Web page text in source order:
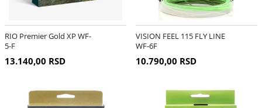
RIO Premier Gold XP WF-
5-F
13.140,00 RSD
VISION FEEL 115 FLY LINE
WF-6F
10.790,00 RSD